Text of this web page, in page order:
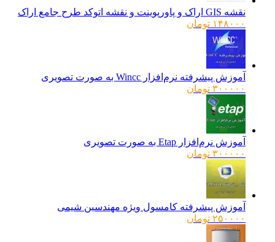
نقشه GIS اراک و پاورپوینت و نقشه اتوکد طرح جامع اراک
۱۴۸۰۰۰ تومان
آموزش پیشرفته نرم‌افزار Wincc به صورت تصویری
۳۰۰۰۰۰ تومان
آموزش نرم‌افزار Etap به صورت تصویری
۳۰۰۰۰۰ تومان
آموزش پیشرفته کامسول ویژه مهندسین شیمی
۲۵۰۰۰۰ تومان